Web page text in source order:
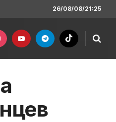
26/08/08/21:25